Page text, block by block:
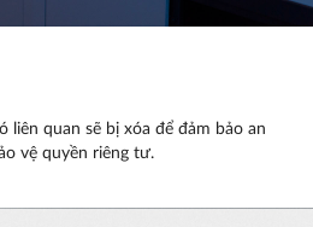
liên quan sẽ bị xóa để đảm bảo an
vệ quyền riêng tư.